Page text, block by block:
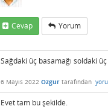
Cevap Yorum
Sağdaki üç basamağı soldaki üç
6 Mayıs 2022 Ozgur tarafından
Evet tam bu şekilde.